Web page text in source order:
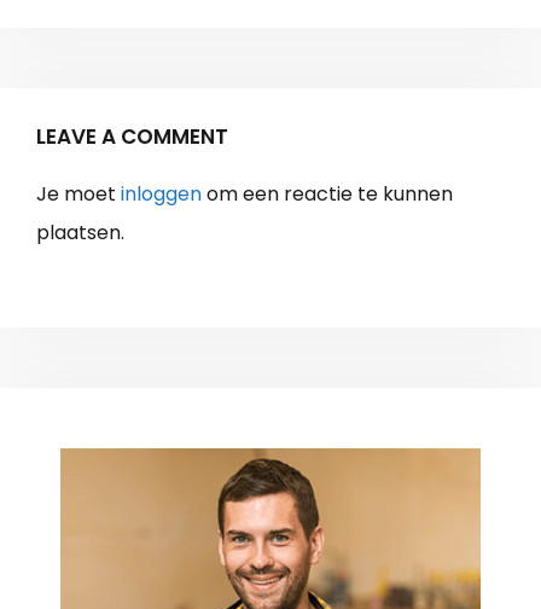
LEAVE A COMMENT
Je moet inloggenom een reactie te kunnen
plaatsen.